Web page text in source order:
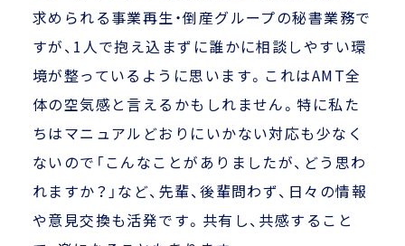
求められる事業再生・倒産グループの秘書業務で
すが、1人で抱え込まずに誰かに相談しやすい環
境が整っているように思います。これはAMT全
体の空気感と言えるかもしれません。特に私た
ちはマニュアルどおりにいかない対応も少なく
ないので「こんなことがありましたが、どう思わ
れますか？」など、先輩、後輩問わず、日々の情報
や意見交換も活発です。共有し、共感すること